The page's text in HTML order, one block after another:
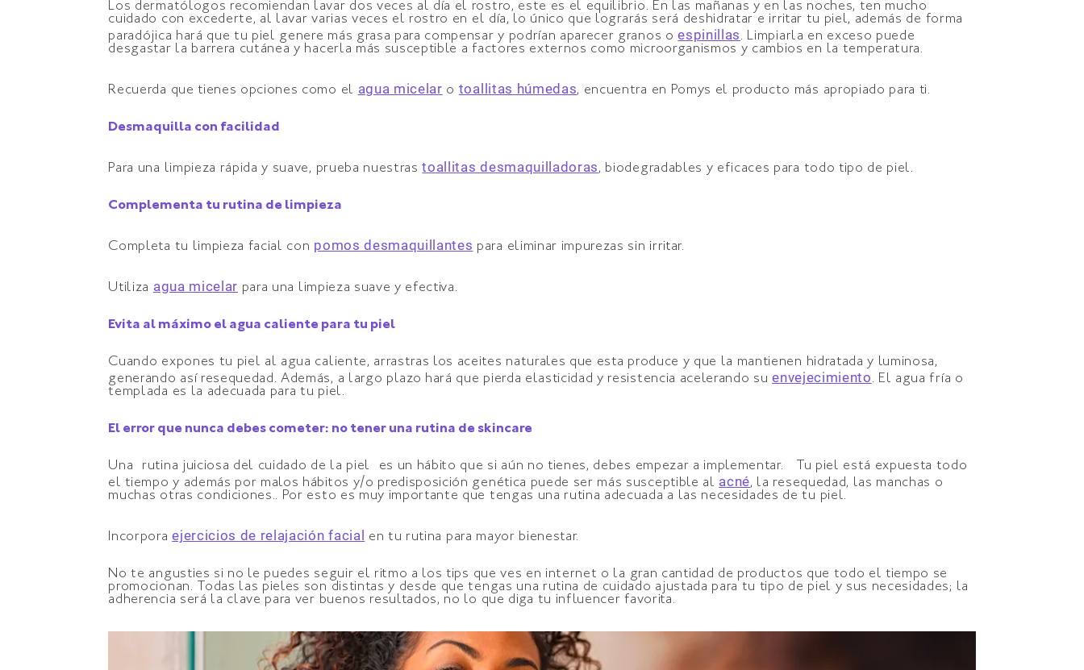
Los dermatólogos recomiendan lavar dos veces al día el rostro, este es el equilibrio. En las mañanas y en las noches, ten mucho
cuidado con excederte, al lavar varias veces el rostro en el día, lo único que lograrás será deshidratar e irritar tu piel, además de forma
paradójica hará que tu piel genere más grasa para compensar y podrían aparecer granos oespinillas . Limpiarla en exceso puede
desgastar la barrera cutánea y hacerla más susceptible a factores externos como microorganismos y cambios en la temperatura.
Recuerda que tienes opciones como el agua micelar o toallitas húmedas, encuentra en Pomys el producto más apropiado para ti.
Desmaquilla con facilidad
Para una limpieza rápida y suave, prueba nuestrastoallitas desmaquilladoras , biodegradables y eficaces para todo tipo de piel.
Complementa tu rutina de limpieza
Completa tu limpieza facial con pomos desmaquillantes para eliminar impurezas sin irritar.
Utiliza agua micelar para una limpieza suave y efectiva.
Evita al máximo el agua caliente para tu piel
Cuando expones tu piel al agua caliente, arrastras los aceites naturales que esta produce y que la mantienen hidratada y luminosa,
generando así resequedad. Además, a largo plazo hará que pierda elasticidad y resistencia acelerando suenvejecimiento . El agua fría o
templada es la adecuada para tu piel.
El error que nunca debes cometer: no tener una rutina de skincare
Una rutina juiciosa del cuidado de la piel es un hábito que si aún no tienes, debes empezar a implementar. Tu piel está expuesta todo
el tiempo y además por malos hábitos y/o predisposición genética puede ser más susceptible al acné, la resequedad, las manchas o
muchas otras condiciones.. Por esto es muy importante que tengas una rutina adecuada a las necesidades de tu piel.
Incorporaejercicios de relajación facial en tu rutina para mayor bienestar.
No te angusties si no le puedes seguir el ritmo a los tips que ves en internet o la gran cantidad de productos que todo el tiempo se
promocionan. Todas las pieles son distintas y desde que tengas una rutina de cuidado ajustada para tu tipo de piel y sus necesidades; la
adherencia será la clave para ver buenos resultados, no lo que diga tu influencer favorita.